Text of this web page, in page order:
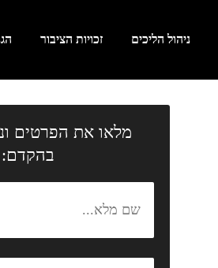
ניהול הליכים זכויות הציבור
מלאו את הפרטים
בהקדם: